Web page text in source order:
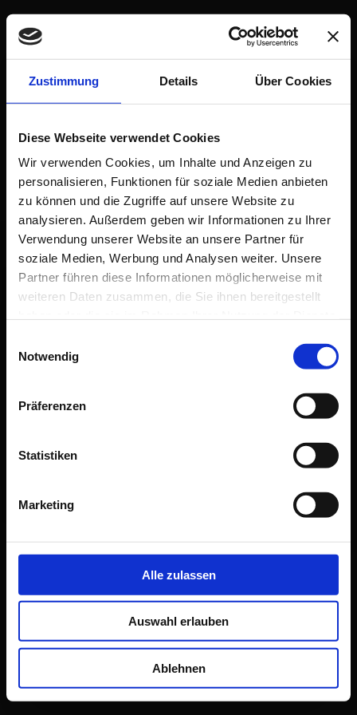
Zustimmung Details Über Cookies
Diese Webseite verwendet Cookies
Wir verwenden Cookies, um Inhalte und Anzeigen zu
personalisieren, Funktionen für soziale Medien anbieten
zu können und die Zugriffe auf unsere Website zu
analysieren. Außerdem geben wir Informationen zu Ihrer
Verwendung unserer Website an unsere Partner für
soziale Medien, Werbung und Analysen weiter. Unsere
Partner führen diese Informationen möglicherweise mit
weiteren Daten zusammen, die Sie ihnen bereitgestellt
Notwendig
Präferenzen
Statistiken
Marketing
Alle zulassen
Auswahl erlauben
Ablehnen
SOFORT WEITERGELEITET...